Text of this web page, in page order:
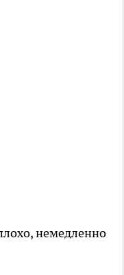
немедленно